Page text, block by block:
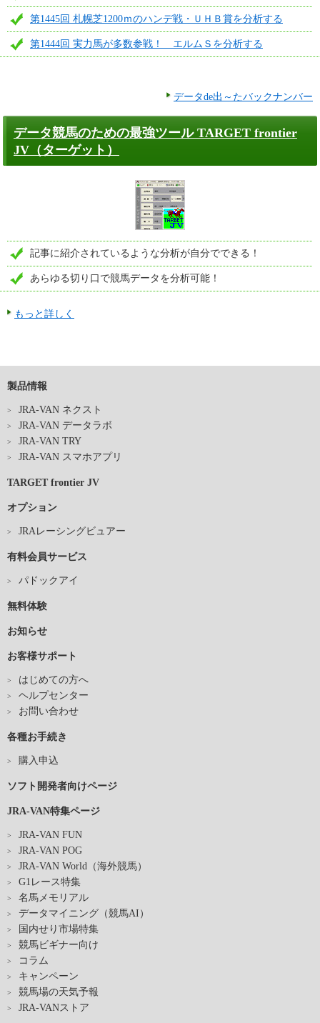
第1445回 札幌芝1200ｍのハンデ戦・ＵＨＢ賞を分析する
第1444回 実力馬が多数参戦！ エルムＳを分析する
データde出～たバックナンバー
データ競馬のための最強ツール TARGET frontier
JV（ターゲット）
記事に紹介されているような分析が自分でできる！
あらゆる切り口で競馬データを分析可能！
もっと詳しく
製品情報
JRA-VAN ネクスト
JRA-VAN データラボ
JRA-VAN TRY
JRA-VAN スマホアプリ
TARGET frontier JV
オプション
JRAレーシングビュアー
有料会員サービス
パドックアイ
無料体験
お知らせ
お客様サポート
はじめての方へ
ヘルプセンター
お問い合わせ
各種お手続き
購入申込
ソフト開発者向けページ
JRA-VAN特集ページ
JRA-VAN FUN
JRA-VAN POG
JRA-VAN World（海外競馬）
G1レース特集
名馬メモリアル
データマイニング（競馬AI）
国内せり市場特集
競馬ビギナー向け
コラム
キャンペーン
競馬場の天気予報
JRA-VANストア